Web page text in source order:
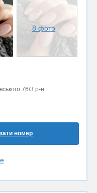
8 фото
76/3 р-н.
номер